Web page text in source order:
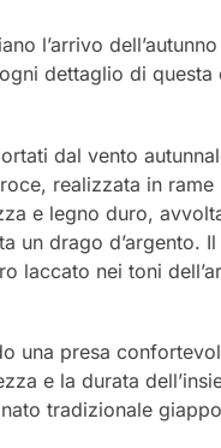
l’arrivo
dettaglio di questa
dal vento
realizzata in
e legno duro,
un drago d’argento.
laccato nei toni
una presa
e la durata
tradizionale